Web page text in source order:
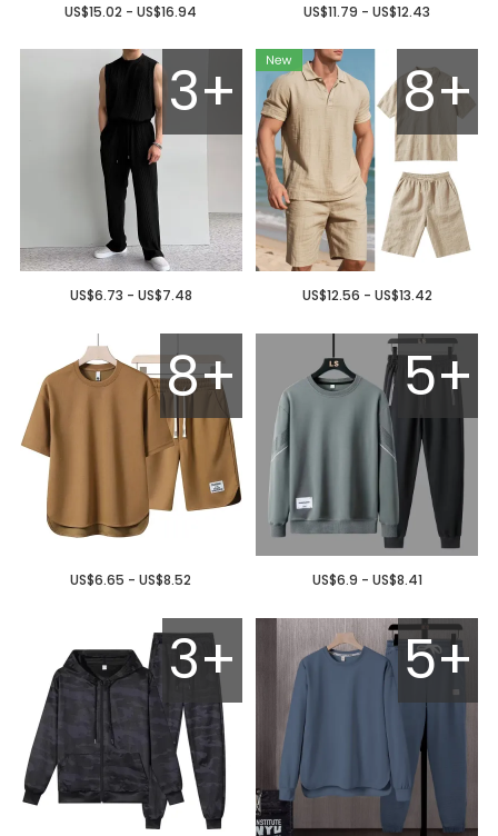
US$15.02 - US$16.94 US$11.79 - US$12.43
3+
US$6.73 - US$7.48
8+
US$12.56 - US$13.42
8+
US$6.65 - US$8.52
5+
US$6.9 - US$8.41
3+ 5+